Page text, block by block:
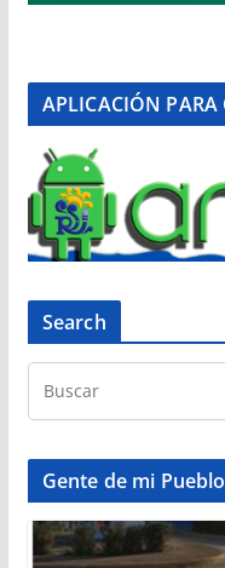
APLICACIÓN PARA
Search
Gente de mi Pueblo